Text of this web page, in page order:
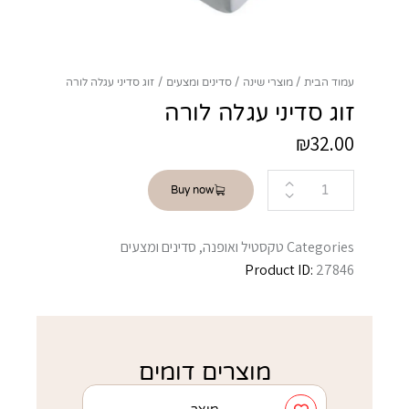
עמוד הבית מוצרי שינה סדינים ומצעים זוג סדיני עגלה לורה
זוג סדיני עגלה לורה
₪32.00
Buy now
Categories טקסטיל ואופנה, סדינים ומצעים
Product ID: 27846
מוצרים דומים